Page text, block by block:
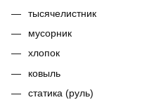
тысячелистник
мусорник
хлопок
ковыль
статика (руль)